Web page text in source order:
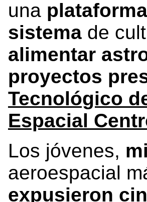
una
sistema de
alimentar
proyectos
Tecnológico
Espacial
Los jóvenes,
aeroespacial
expusieron